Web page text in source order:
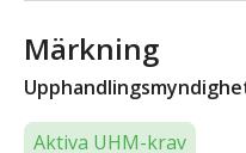
Märkning
Aktiva UHM-krav